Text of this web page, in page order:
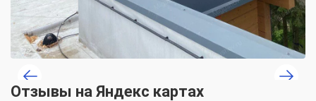
Отзывы на Яндекс картах